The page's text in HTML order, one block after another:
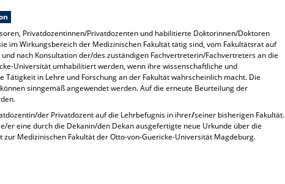
Privatdozentinnen/Privatdozenten und habilitierte Doktorinnen/Doktoren
im Wirkungsbereich der Medizinischen Fakultät tätig sind, vom Fakultätsrat auf
nach Konsultation der/des zuständigen Fachvertreterin/Fachvertreters an die
Universität umhabilitiert werden, wenn ihre wissenschaftliche und
Tätigkeit in Lehre und Forschungander Fakultät wahrscheinlich macht. Die
sinngemäß angewendet werden. Auf die erneute Beurteilung der
der Privatdozent auf die Lehrbefugnis in ihrer/seiner bisherigen Fakultät.
er eine durch die Dekanin/den Dekan ausgefertigte neue Urkunde über die
Medizinischen Fakultät der Otto-von-Guericke-Universität Magdeburg.